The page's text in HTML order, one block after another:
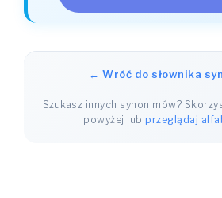
← Wróć do słownika
Szukasz innych synonimów?
powyżej lubprzeglądaj